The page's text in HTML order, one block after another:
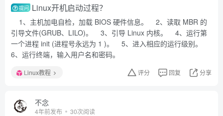
提问 Linux开机启动过程？
1、主机加电自检，加载 BIOS 硬件信息。 2、读取 MBR 的
引导文件(GRUB、LILO)。 3、引导 Linux 内核。 4、运行第
一个进程 init (进程号永远为 1 )。 5、进入相应的运行级别。
6、运行终端，输入用户名和密码。
Linux教程 评分 回复 分享
不念
4年前发布 30次阅读